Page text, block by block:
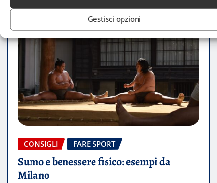
Gestisci opzioni
CONSIGLI FARE SPORT
Sumo e benessere fisico: esempi da
Milano